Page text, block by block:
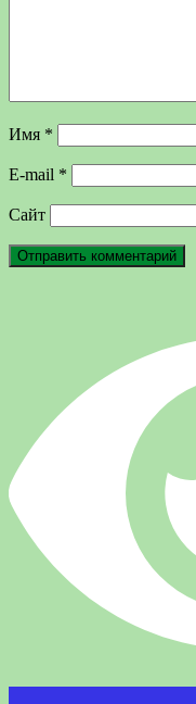
Имя *
E-mail *
Сайт